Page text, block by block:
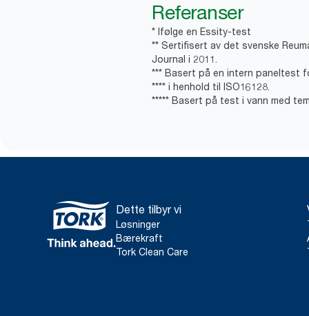
Referanser
* Ifølge en Essity-test
** Sertifisert av det svenske
Journal i 2011.
*** Basert på en intern paneltest
**** i henhold til ISO16128.
***** Basert på test i vann med
Dette tilbyr vi
Løsninger
Bærekraft
Tork Clean Care